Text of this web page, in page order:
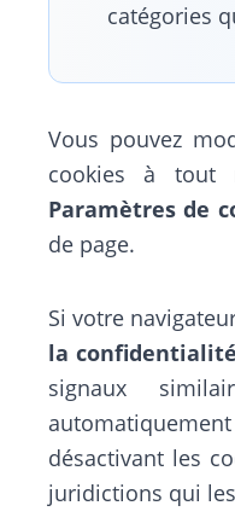
catégories
Vous pouvez
cookies à tout
Paramètres de
de page.
Si votre
la
signaux
désactivant les
juridictions qui